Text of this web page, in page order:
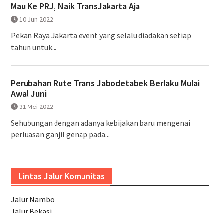
Mau Ke PRJ, Naik TransJakarta Aja
10 Jun 2022
Pekan Raya Jakarta event yang selalu diadakan setiap
tahun untuk...
Perubahan Rute Trans Jabodetabek Berlaku Mulai
Awal Juni
31 Mei 2022
Sehubungan dengan adanya kebijakan baru mengenai
perluasan ganjil genap pada...
Lintas Jalur Komunitas
Jalur Nambo